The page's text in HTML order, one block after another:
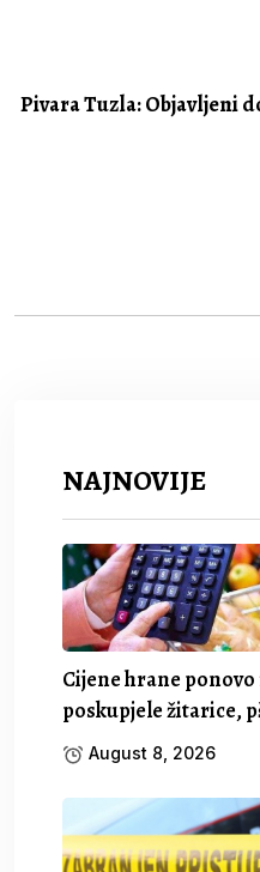
Pivara Tuzla: Objavljeni
NAJNOVIJE
Cijene hrane ponovo
poskupjele žitarice,
August 8, 2026